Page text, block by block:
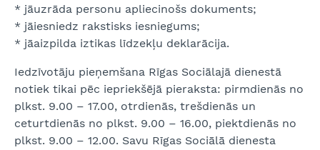
* jāuzrāda personu apliecinošs dokuments;
* jāiesniedz rakstisks iesniegums;
* jāaizpilda iztikas līdzekļu deklarācija.
Iedzīvotāju pieņemšana Rīgas Sociālajā dienestā
notiek tikai pēc iepriekšējā pieraksta: pirmdienās no
plkst. 9.00 – 17.00, otrdienās, trešdienās un
ceturtdienās no plkst. 9.00 – 16.00, piektdienās no
plkst. 9.00 – 12.00. Savu Rīgas Sociālā dienesta